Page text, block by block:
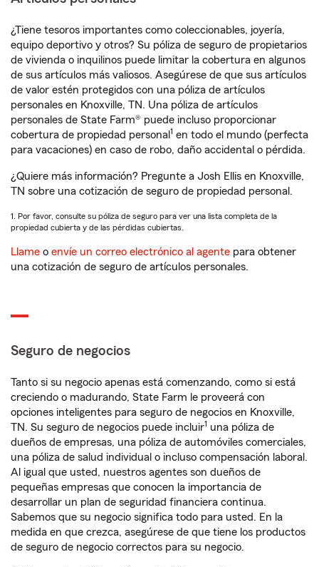
¿Tiene tesoros importantes como coleccionables, joyería,
equipo deportivo y otros? Su póliza de seguro de propietarios
de vivienda o inquilinos puede limitar la cobertura en algunos
de sus artículos más valiosos. Asegúrese de que sus artículos
de valor estén protegidos con una póliza de artículos
personales en Knoxville, TN. Una póliza de artículos
personales de State Farm® puede incluso proporcionar
cobertura de propiedad personal 1 en todo el mundo (perfecta
para vacaciones) en caso de robo, daño accidental o pérdida.
¿Quiere más información? Pregunte a Josh Ellis en Knoxville,
TN sobre una cotización de seguro de propiedad personal.
1. Por favor, consulte su póliza de seguro para ver una lista completa de la
propiedad cubierta y de las pérdidas cubiertas.
Llame o envíe un correo electrónico al agente para obtener
una cotización de seguro de artículos personales.
Seguro de negocios
Tanto si su negocio apenas está comenzando, como si está
creciendo o madurando, State Farm le proveerá con
opciones inteligentes para seguro de negocios en Knoxville,
TN. Su seguro de negocios puede incluir1 una póliza de
dueños de empresas, una póliza de automóviles comerciales,
una póliza de salud individual o incluso compensación laboral.
Al igual que usted, nuestros agentes son dueños de
pequeñas empresas que conocen la importancia de
desarrollar un plan de seguridad financiera continua.
Sabemos que su negocio significa todo para usted. En la
medida en que crezca, asegúrese de que tiene los productos
de seguro de negocio correctos para su negocio.